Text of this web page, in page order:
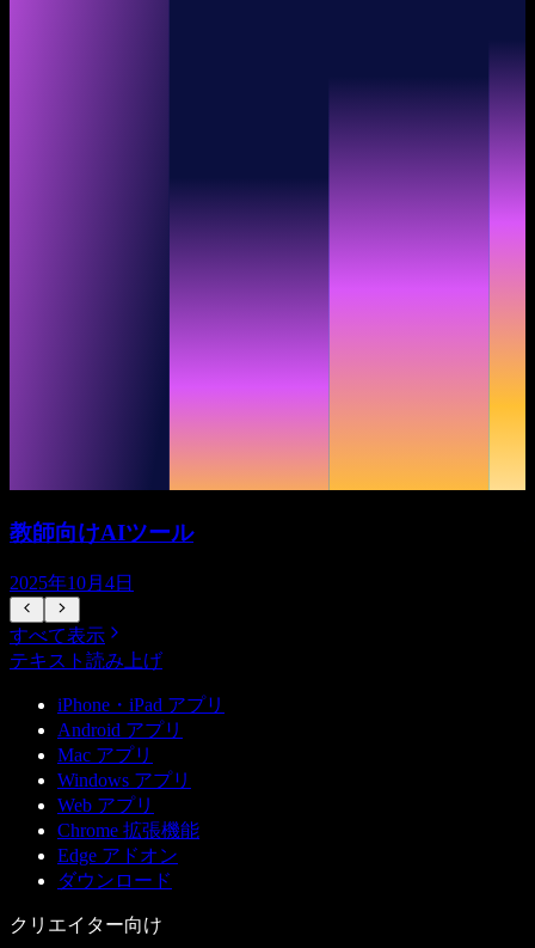
教師向けAIツール
2025年10月4日
すべて表示
テキスト読み上げ
iPhone・iPad アプリ
Android アプリ
Mac アプリ
Windows アプリ
Web アプリ
Chrome 拡張機能
Edge アドオン
ダウンロード
クリエイター向け